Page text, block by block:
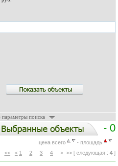
поиска
- 0
цена всего
- площадь
<< < 1 2 3 4 > >> [ следующая.: 4 ]